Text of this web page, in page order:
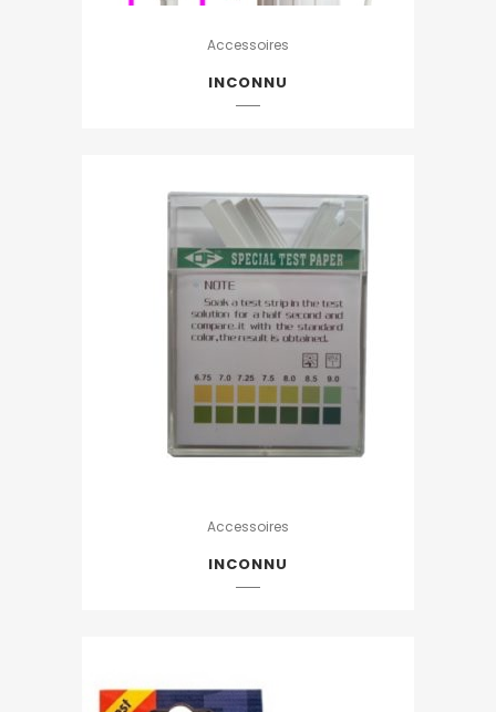
Accessoires
INCONNU
Accessoires
INCONNU